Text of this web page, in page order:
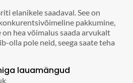
elanikele saadaval. See on
pakkumine,
on hea võimalus saada arvukalt
olla pole neid, seega saate teha
lauamängud